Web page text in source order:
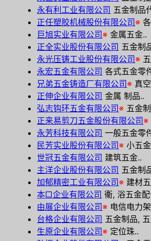
永有利工业有限公司 五金制品
正任塑胶机械股份有限公司 ※
巨旭实业有限公司 ※金属五金..
正全实业股份有限公司 五金制
永光压铸工业股份有限公司 ※
永宏五金有限公司 各式五金零
兄弟五金铸造厂有限公司 ※ 真
正伸企业有限公司 金属 制品..
弘志钩环五金有限公司 ※ 五金
正来易剪刀五金股份有限公司 ※
永芳科技有限公司 一般五金零
民芳实业股份有限公司 ※小五
世冠五金有限公司 建筑五金..
主洋企业股份有限公司 五金制
加郁精密工业有限公司 ※ 建材
本□企业有限公司 衞, 浴五金
由展企业有限公司 ※ 电信电力
台格企业有限公司 五金制品,
生原企业有限公司 ※ 定位珠..